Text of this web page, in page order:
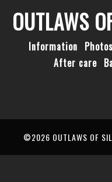
OUTLAWS
Information Photos
After care
©2026 OUTLAWS OF